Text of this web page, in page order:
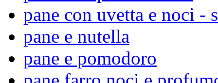
pane con uvetta e noci -
pane e nutella
pane e pomodoro